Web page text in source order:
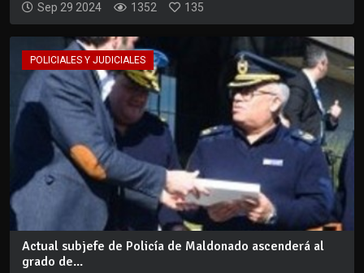
Sep 29 2024 1352 135
POLICIALES Y JUDICIALES
Actual subjefe de Policía de Maldonado ascenderá al
grado de...